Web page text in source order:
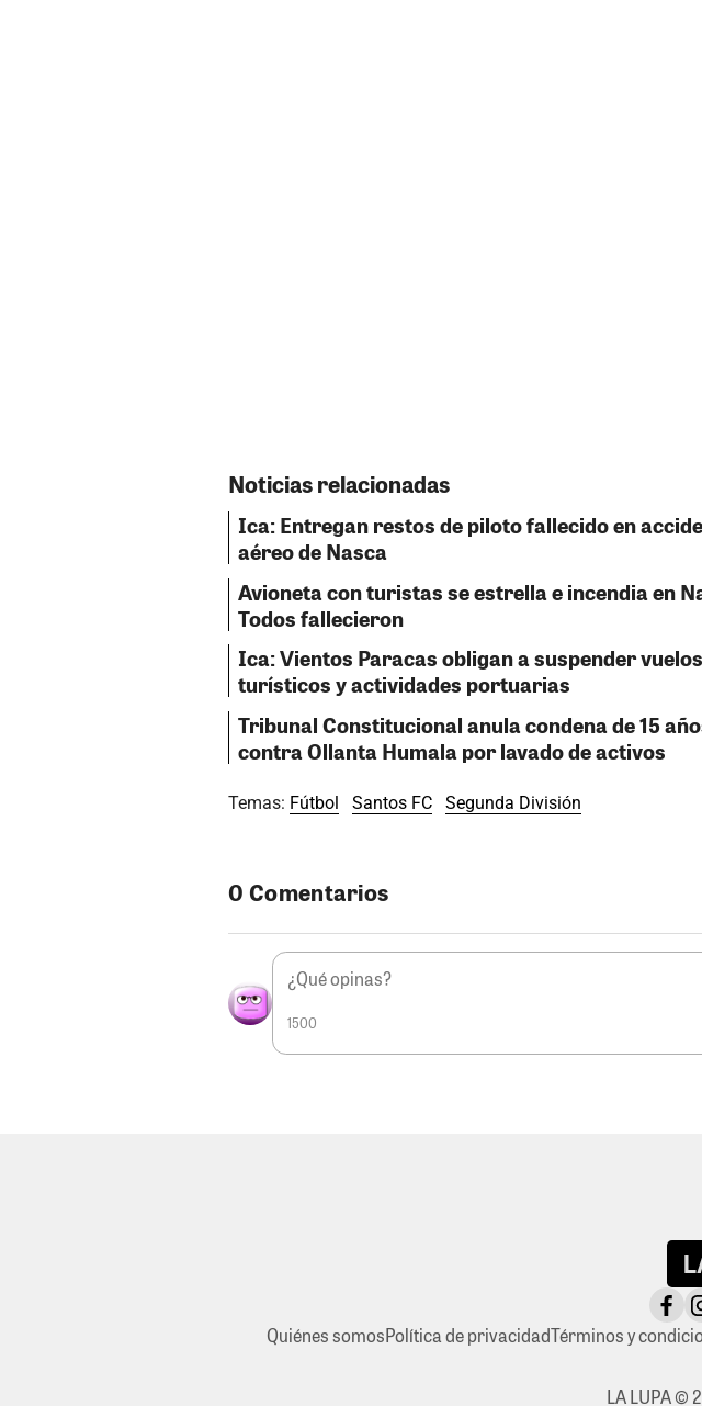
Noticias relacionadas
Ica: Entregan restos de piloto fallecido en
aéreo de Nasca
Avioneta con turistas se estrella e incendia en
Todos fallecieron
Ica: Vientos Paracas obligan a suspender vuelos
turísticos y actividades portuarias
Tribunal Constitucional anula condena de 15
contra Ollanta Humala por lavado de activos
Temas: Fútbol Santos FC Segunda División
0 Comentarios
1500
Quiénes somosPolítica de privacidadTérminos y
LA LUPA ©